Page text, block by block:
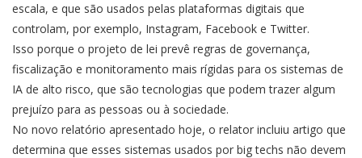
escala, e que são usados pelas plataformas digitais que
controlam, por exemplo, Instagram, Facebook e Twitter.
Isso porque o projeto de lei prevê regras de governança,
fiscalização e monitoramento mais rígidas para os sistemas de
IA de alto risco, que são tecnologias que podem trazer algum
prejuízo para as pessoas ou à sociedade.
No novo relatório apresentado hoje, o relator incluiu artigo que
determina que esses sistemas usados por big techs não devem